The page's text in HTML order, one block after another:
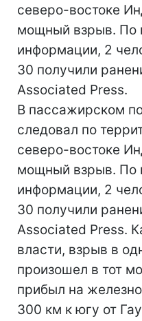
северо-востоке
мощный взрыв. По
информации, 2
30 получили
Associated Press.
В пассажирском
следовал по
северо-востоке
мощный взрыв. По
информации, 2
30 получили
Associated Press.
власти, взрыв в
произошел в тот
прибыл на
300 км к югу от